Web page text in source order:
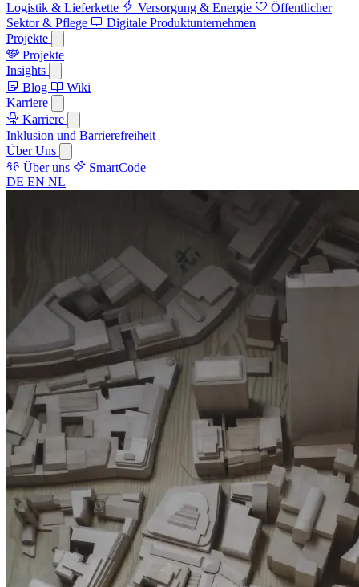
Logistik & Lieferkette
Versorgung & Energie
Öffentlicher
Sektor & Pflege
Digitale Produktunternehmen
Projekte
Projekte
Insights
Blog
Wiki
Karriere
Karriere
Inklusion und Barrierefreiheit
Über Uns
Über uns
SmartCode
DE EN NL